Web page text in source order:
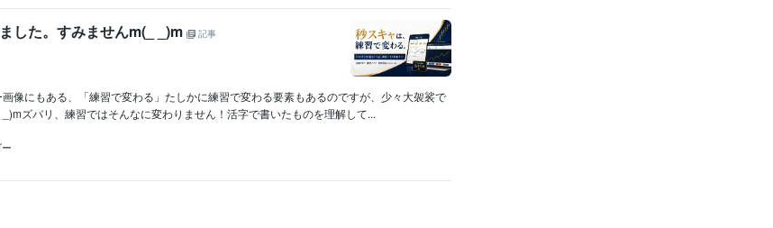
した。すみませんm(_ _)m
記事
像にもある、「練習で変わる」たしかに練習で変わる要素もあるのですが、少々大袈裟で
ズバリ、練習ではそんなに変わりません！活字で書いたものを理解して...